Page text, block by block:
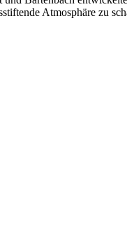
Atmosphäre zu